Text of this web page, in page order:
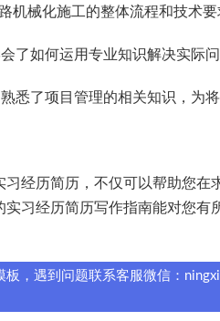
机械化施工的整体流程和技术要
了如何运用专业知识解决实际
悉了项目管理的相关知识，为
经历简历，不仅可以帮助您在
习经历简历写作指南能对您有
，遇到问题联系客服微信：